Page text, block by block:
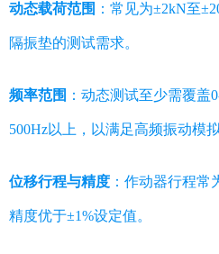
动态载荷范围 ：常见为±2kN至
隔振垫的测试需求。
频率范围 ：动态测试至少需覆盖
500Hz以上，以满足高频振动模拟
位移行程与精度 ：作动器行程常
精度优于±1%设定值。